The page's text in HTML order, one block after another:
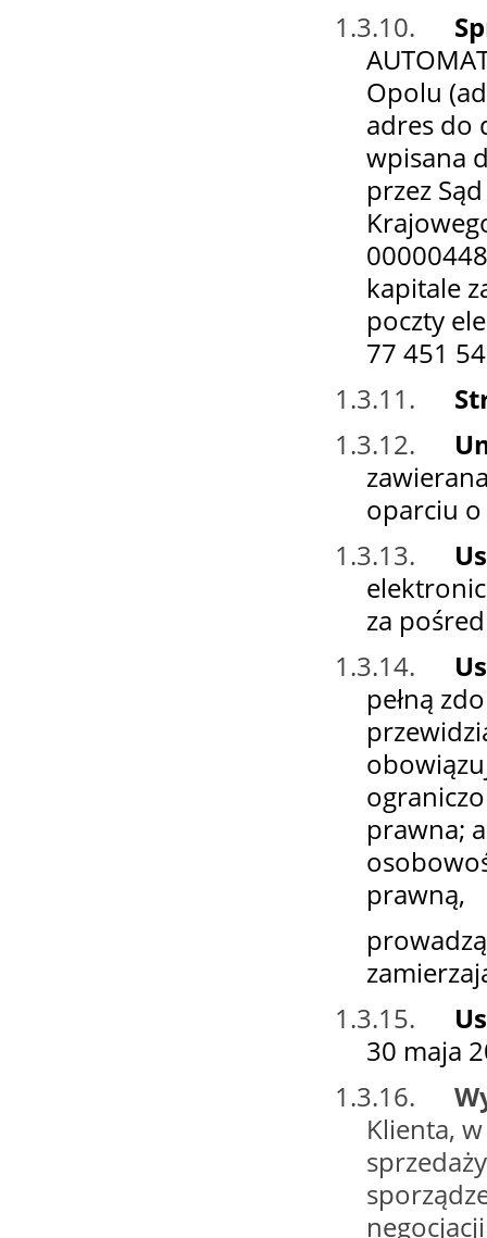
1.3.10.
Opolu
adres do
wpisana
przez
kapitale
poczty
77 451
1.3.11.
1.3.12.
oparciu
1.3.13.
za
1.3.14.
pełną
prawna;
prawną,
1.3.15.
30 maja
1.3.16.
Klienta,